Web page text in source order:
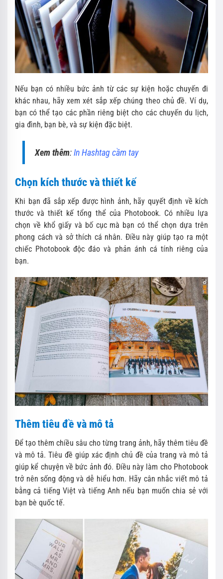
Nếu bạn có nhiều bức ảnh từ các sự kiện hoặc chuyến đi
khác nhau, hãy xem xét sắp xếp chúng theo chủ đề. Ví dụ,
bạn có thể tạo các phần riêng biệt cho các chuyến du lịch,
gia đình, bạn bè, và sự kiện đặc biệt.
Xem thêm:In Hashtag cầm tay
Chọn kích thước và thiết kế
Khi bạn đã sắp xếp được hình ảnh, hãy quyết định về kích
thước và thiết kế tổng thể của Photobook. Có nhiều lựa
chọn về khổ giấy và bố cục mà bạn có thể chọn dựa trên
phong cách và sở thích cá nhân. Điều này giúp tạo ra một
chiếc Photobook độc đáo và phản ánh cá tính riêng của
bạn.
Thêm tiêu đề và mô tả
Để tạo thêm chiều sâu cho từng trang ảnh, hãy thêm tiêu đề
và mô tả. Tiêu đề giúp xác định chủ đề của trang và mô tả
giúp kể chuyện về bức ảnh đó. Điều này làm cho Photobook
trở nên sống động và dễ hiểu hơn. Hãy cân nhắc viết mô tả
bằng cả tiếng Việt và tiếng Anh nếu bạn muốn chia sẻ với
bạn bè quốc tế.